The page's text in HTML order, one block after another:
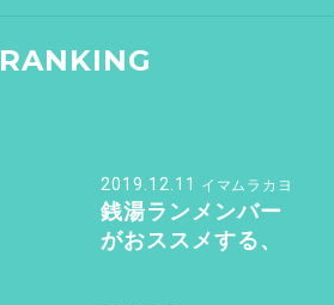
RANKING
2019.12.11 イマムラカヨ
銭湯ランメンバー
がおススメする、